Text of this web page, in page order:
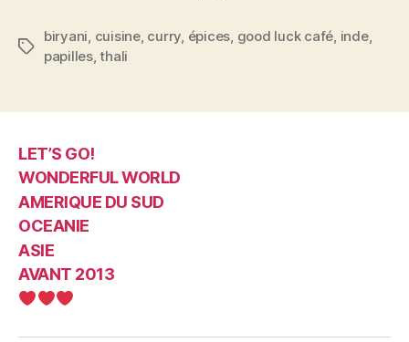
Étiquettes
biryani, cuisine, curry, épices, good luck café, inde,
papilles,thali
LET’S GO!
WONDERFUL WORLD
AMERIQUE DU SUD
OCEANIE
ASIE
AVANT 2013